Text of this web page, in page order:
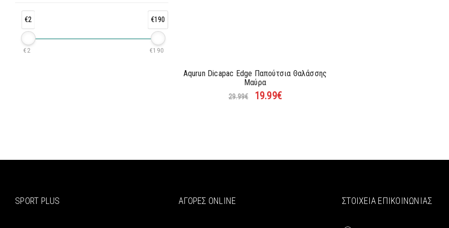
€2 €190
€2 €190
Aqurun Dicapac Edge Παπούτσια Θαλάσσης
Μαύρα
29.99€ 19.99€
SPORT PLUS ΑΓΟΡΈΣ ONLINE ΣΤΟΙΧΕΊΑ ΕΠΙΚΟΙΝΩΝΊΑΣ